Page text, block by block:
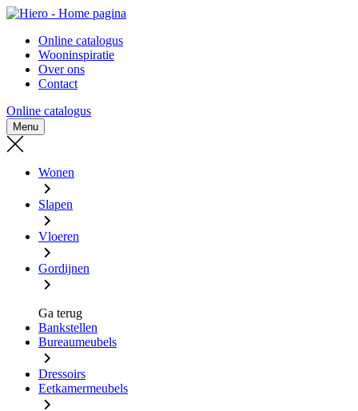
Naar
inhoud
gaan
Naar
gaan
- Home pagina
Online catalogus
Wooninspiratie
Over ons
Contact
Online catalogus
Menu
Wonen
Slapen
Vloeren
Gordijnen
Ga terug
Bankstellen
Bureaumeubels
Dressoirs
Eetkamermeubels